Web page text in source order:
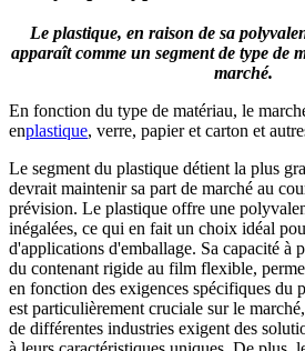
Le plastique, en raison de sa
apparaît comme un segment de type de
marché.
En fonction du type de matériau, le
enplastique, verre, papier et carton et
Le segment du plastique détient la plus
devrait maintenir sa part de marché au
prévision. Le plastique offre une
inégalées, ce qui en fait un choix idéal
d'applications d'emballage. Sa capacité à
du contenant rigide au film flexible,
en fonction des exigences spécifiques du
est particulièrement cruciale sur le
de différentes industries exigent des